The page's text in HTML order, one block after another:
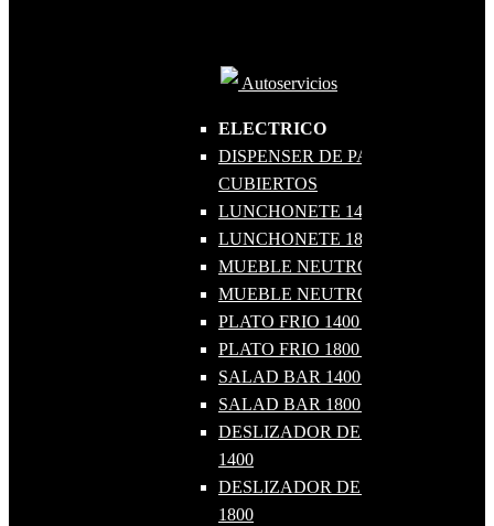
Autoservicios
ELECTRICO
DISPENSER DE PAS Y
CUBIERTOS
LUNCHONETE 1400 4 GN 1-1
LUNCHONETE 1800 5 GN 1-1
MUEBLE NEUTRO 1400
MUEBLE NEUTRO 1800
PLATO FRIO 1400 4 GN 1-1
PLATO FRIO 1800 5 GN 1-1
SALAD BAR 1400 4 GN 1-1
SALAD BAR 1800 5GN 1-1
DESLIZADOR DE BANDEJAS
1400
DESLIZADOR DE BANDEJAS
1800